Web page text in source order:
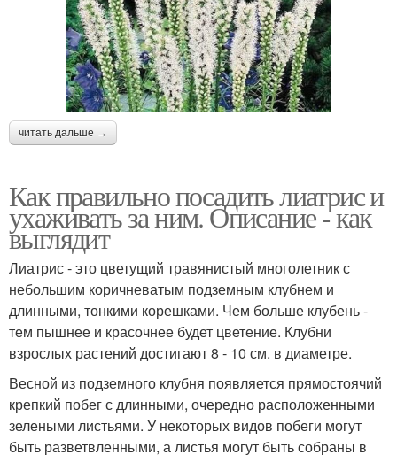
читать дальше →
Как правильно посадить лиатрис и
ухаживать за ним. Описание - как
выглядит
Лиатрис - это цветущий травянистый многолетник с
небольшим коричневатым подземным клубнем и
длинными, тонкими корешками. Чем больше клубень -
тем пышнее и красочнее будет цветение. Клубни
взрослых растений достигают 8 - 10 см. в диаметре.
Весной из подземного клубня появляется прямостоячий
крепкий побег с длинными, очередно расположенными
зелеными листьями. У некоторых видов побеги могут
быть разветвленными, а листья могут быть собраны в